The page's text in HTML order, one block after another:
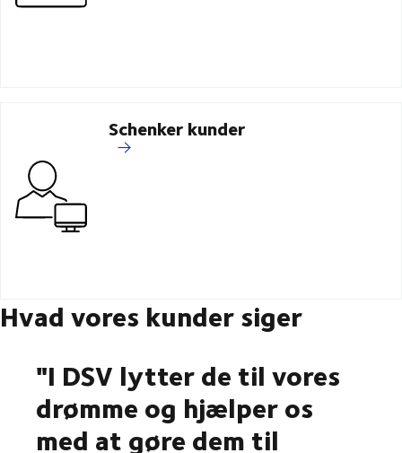
Schenker kunder
Hvad vores kunder siger
"I DSV lytter de til vores
drømme og hjælper os
med at gøre dem til